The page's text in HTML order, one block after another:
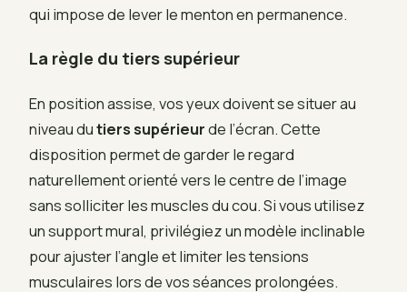
qui impose de lever le menton en permanence.
La règle du tiers supérieur
En position assise, vos yeux doivent se situer au
niveau dutiers supérieurde l’écran. Cette
disposition permet de garder le regard
naturellement orienté vers le centre de l’image
sans solliciter les muscles du cou. Si vous utilisez
un support mural, privilégiez un modèle inclinable
pour ajuster l’angle et limiter les tensions
musculaires lors de vos séances prolongées.